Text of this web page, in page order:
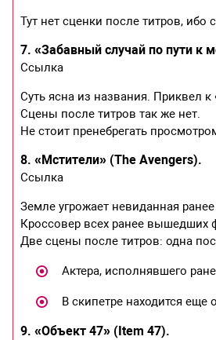
Тут нет сценки после титров,
7. «Забавный случай по пути к
Ссылка
Суть ясна из названия. Приквел к
Сцены после титров так же нет.
Не стоит пренебрегать
8. «Мстители» (The Avengers).
Ссылка
Земле угрожает невиданная
Кроссовер всех ранее вышедших
Две сцены после титров: одна
Актера, исполнявшего
В скипетре находится еще
9. «Объект 47» (Item 47).